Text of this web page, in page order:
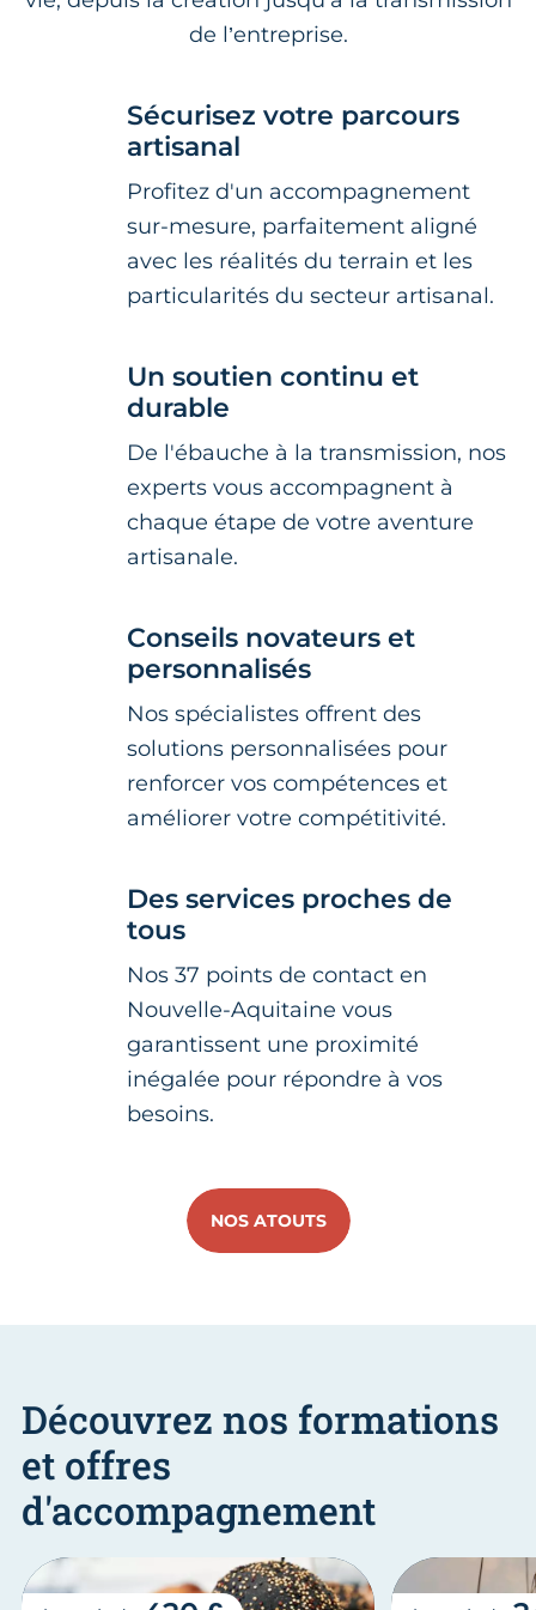
de l’entreprise.
Sécurisez votre parcours
artisanal
Profitez d'un accompagnement
sur-mesure, parfaitement aligné
avec les réalités du terrain et les
particularités du secteur artisanal.
Un soutien continu et
durable
De l'ébauche à la transmission, nos
experts vous accompagnent à
chaque étape de votre aventure
artisanale.
Conseils novateurs et
personnalisés
Nos spécialistes offrent des
solutions personnalisées pour
renforcer vos compétences et
améliorer votre compétitivité.
Des services proches de
tous
Nos 37 points de contact en
Nouvelle-Aquitaine vous
garantissent une proximité
inégalée pour répondre à vos
besoins.
NOS ATOUTS
Découvrez nos formations
et offres
d'accompagnement